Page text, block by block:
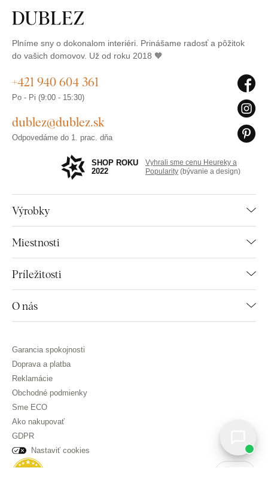
Plníme sny o dokonalom interiéri. Prinášame radosť a pôžitok
do vašich domovov. Už od roku 2018 🧡
Výrobky
Miestnosti
Príležitosti
O nás
+421 940 604 361
Po - Pi (9:00 - 15:30)
dublez@dublez.sk
Odpovedáme do 1. prac. dňa
SHOP ROKU
2022
Vyhrali sme cenu Heureky a
Popularity (bývanie a design)
Garancia spokojnosti
Doprava a platba
Reklamácie
Obchodné podmienky
Sme ECO
Ako nakupovať
GDPR
Nastaviť cookies